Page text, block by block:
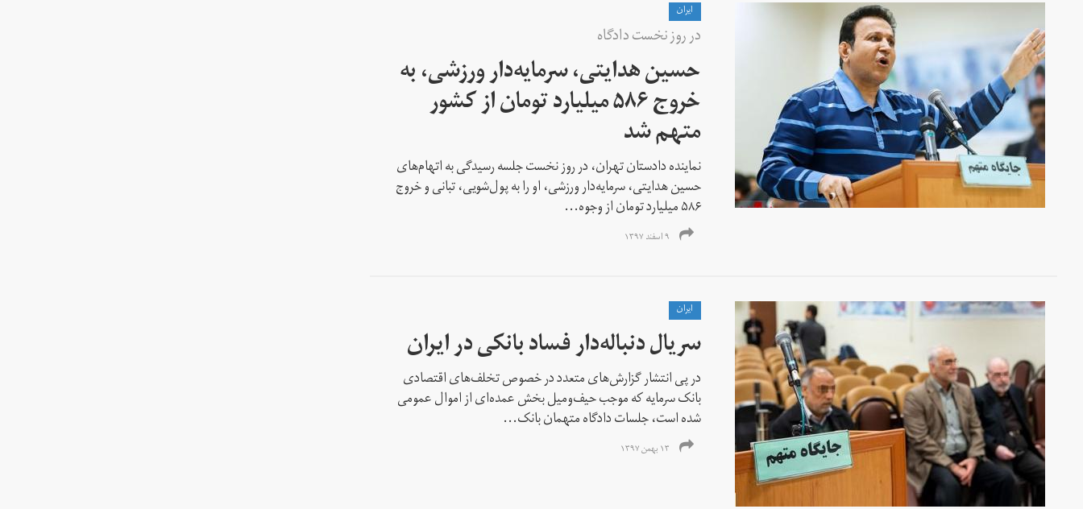
ايران
در روز نخست دادگاه
حسین هدایتی، سرمایه‌دار ورزشی، به
خروج ۵۸۶ میلیارد تومان از کشور
متهم شد
نماینده دادستان تهران، در روز نخست جلسه رسیدگی‌ به اتهام‌های
حسین هدایتی، سرمایه‌دار ورزشی، او را به پول‌شویی، تبانی و خروج
۵۸۶ میلیارد تومان از وجوه...
۹ اسفند ۱۳۹۷
ايران
سریال دنباله‌دار فساد بانکی در ایران
در پی انتشار گزارش‌های متعدد در خصوص تخلف‌های اقتصادی
بانک سرمایه که موجب حیف‌و‌میل بخش عمده‌ای از اموال عمومی
شده است، جلسات دادگاه متهمان بانک...
۱۳ بهمن ۱۳۹۷